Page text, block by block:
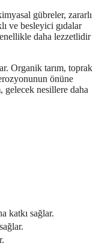
gübreler, zararlı
ve besleyici gıdalar
daha lezzetlidir
Organik tarım, toprak
önüne
gelecek nesillere daha
katkı sağlar.